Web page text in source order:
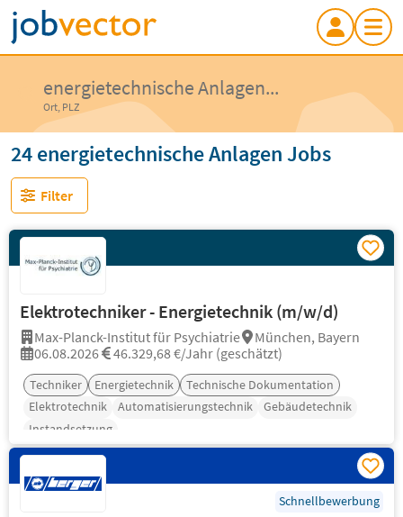
energietechnische Anlagen...
Ort, PLZ
24 energietechnische Anlagen Jobs
Filter
Elektrotechniker - Energietechnik (m/w/d)
Max-Planck-Institut für Psychiatrie
München, Bayern
06.08.2026
46.329,68 €/Jahr (geschätzt)
Techniker Energietechnik
Technische Dokumentation
Elektrotechnik
Automatisierungstechnik
Gebäudetechnik
Instandsetzung
Schnellbewerbung